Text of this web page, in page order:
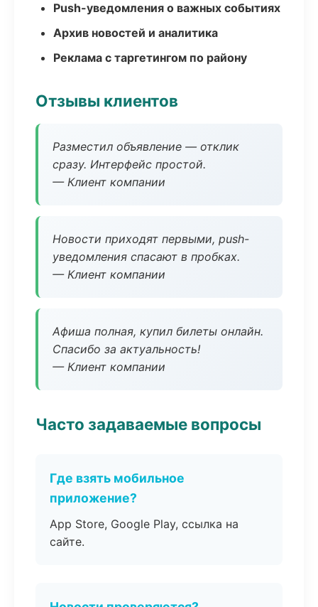
Push-уведомления о важных событиях
Архив новостей и аналитика
Реклама с таргетингом по району
Отзывы клиентов
Разместил объявление — отклик
сразу. Интерфейс простой.
— Клиент компании
Новости приходят первыми, push-
уведомления спасают в пробках.
— Клиент компании
Афиша полная, купил билеты онлайн.
Спасибо за актуальность!
— Клиент компании
Часто задаваемые вопросы
Где взять мобильное
приложение?
App Store, Google Play, ссылка на
сайте.